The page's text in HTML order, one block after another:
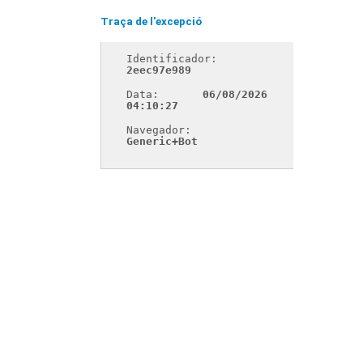
Traça de l'excepció
2eec97e989
Data:
06/08/2026
04:10:27
Generic+Bot